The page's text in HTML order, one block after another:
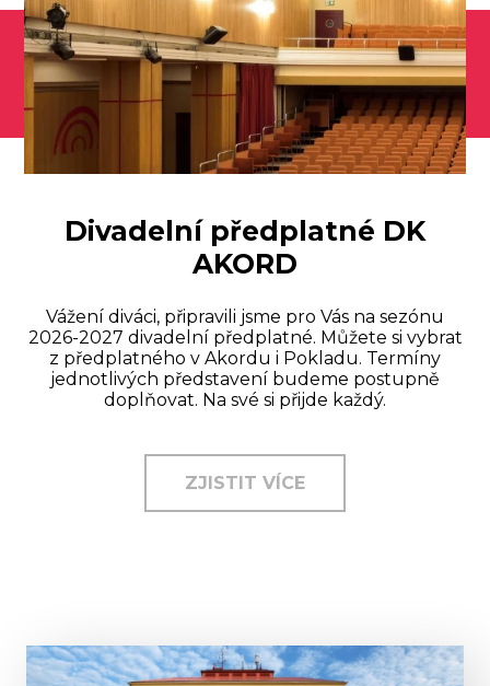
Divadelní předplatné DK
AKORD
Vážení diváci, připravili jsme pro Vás na sezónu
2026-2027 divadelní předplatné. Můžete si vybrat
z předplatného v Akordu i Pokladu. Termíny
jednotlivých představení budeme postupně
doplňovat. Na své si přijde každý.
ZJISTIT VÍCE